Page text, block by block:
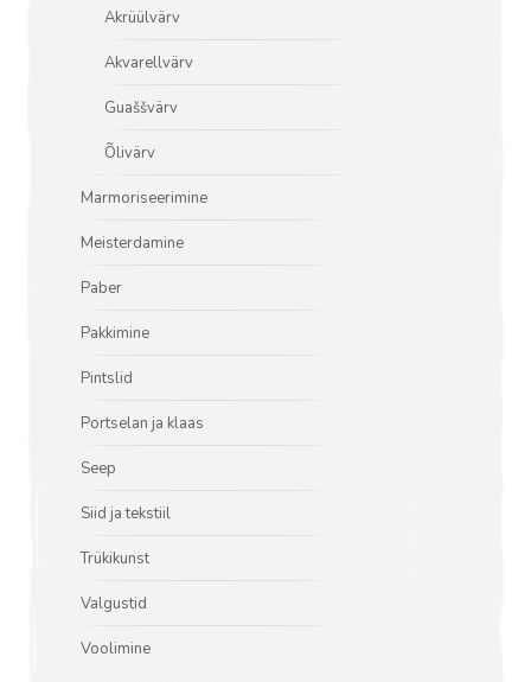
Akrüülvärv
Akvarellvärv
Guaššvärv
Õlivärv
Marmoriseerimine
Meisterdamine
Paber
Pakkimine
Pintslid
Portselan ja klaas
Seep
Siid ja tekstiil
Trükikunst
Valgustid
Voolimine